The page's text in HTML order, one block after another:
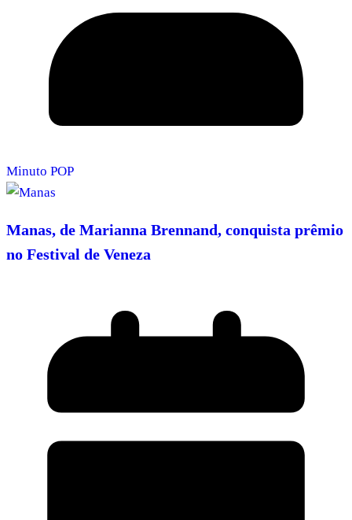
Minuto POP
Manas, de Marianna Brennand, conquista prêmio
no Festival de Veneza